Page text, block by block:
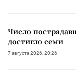
Число
достигло семи
7 августа 2026, 20:26